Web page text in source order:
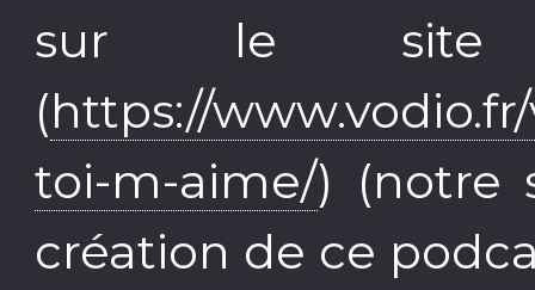
sur le site
(https://
toi-m-aime/) (notre
création de ce